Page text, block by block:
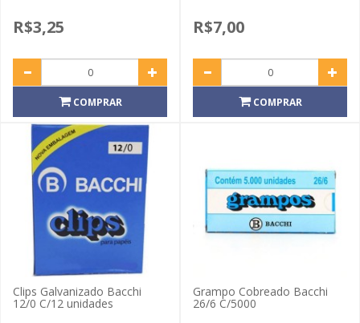
R$3,25
COMPRAR
R$7,00
COMPRAR
Clips Galvanizado Bacchi
12/0 C/12 unidades
Grampo Cobreado Bacchi
26/6 C/5000